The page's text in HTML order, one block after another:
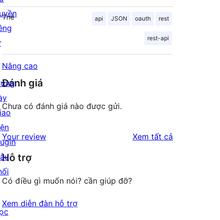
Thẻ api JSON oauth rest
rest-api
Nâng cao
Đánh giá
Chưa có đánh giá nào được gửi.
Your review Xem tất cả
Hỗ trợ
Có điều gì muốn nói? cần giúp đỡ?
Xem diễn đàn hỗ trợ